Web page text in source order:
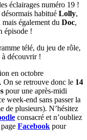
éclairages numéro 19 !
habitué Lolly,
également du Doc,
épisode !
télé, du jeu de rôle,
à découvrir !
en octobre
On se retrouve donc le 14
pour une après-midi
week-end sans passer la
de plusieurs). N’hésitez
consacré et n’oubliez
Facebook pour